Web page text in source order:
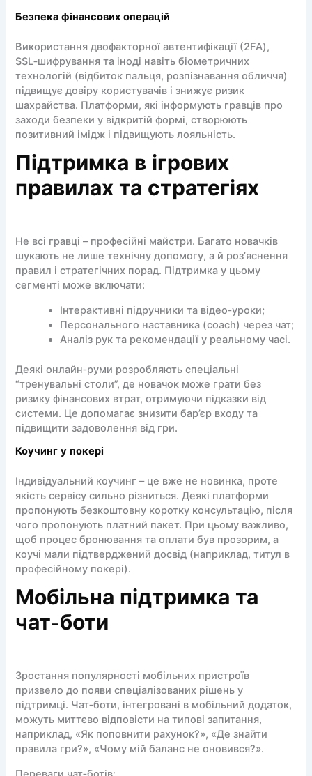
Безпека фінансових операцій
Використання двофакторної автентифікації (2FA),
SSL‑шифрування та іноді навіть біометричних
технологій (відбиток пальця, розпізнавання обличчя)
підвищує довіру користувачів і знижує ризик
шахрайства. Платформи, які інформують гравців про
заходи безпеки у відкритій формі, створюють
позитивний імідж і підвищують лояльність.
Підтримка в ігрових
правилах та стратегіях
Не всі гравці – професійні майстри. Багато новачків
шукають не лише технічну допомогу, а й роз’яснення
правил і стратегічних порад. Підтримка у цьому
сегменті може включати:
Інтерактивні підручники та відео‑уроки;
Персонального наставника (coach) через чат;
Аналіз рук та рекомендації у реальному часі.
Деякі онлайн‑руми розробляють спеціальні
“тренувальні столи”, де новачок може грати без
ризику фінансових втрат, отримуючи підказки від
системи. Це допомагає знизити бар’єр входу та
підвищити задоволення від гри.
Коучинг у покері
Індивідуальний коучинг – це вже не новинка, проте
якість сервісу сильно різниться. Деякі платформи
пропонують безкоштовну коротку консультацію, після
чого пропонують платний пакет. При цьому важливо,
щоб процес бронювання та оплати був прозорим, а
коучі мали підтверджений досвід (наприклад, титул в
професійному покері).
Мобільна підтримка та
чат‑боти
Зростання популярності мобільних пристроїв
призвело до появи спеціалізованих рішень у
підтримці. Чат‑боти, інтегровані в мобільний додаток,
можуть миттєво відповісти на типові запитання,
наприклад, «Як поповнити рахунок?», «Де знайти
правила гри?», «Чому мій баланс не оновився?».